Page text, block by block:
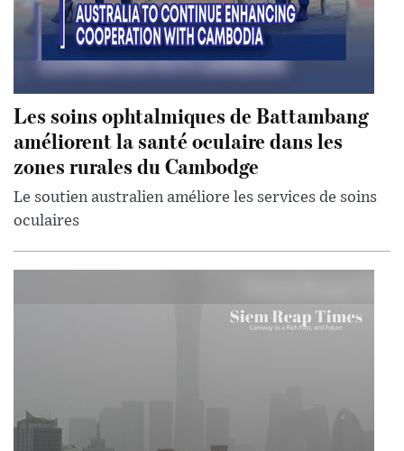
Les soins ophtalmiques de Battambang
améliorent la santé oculaire dans les
zones rurales du Cambodge
Le soutien australien améliore les services de soins
oculaires